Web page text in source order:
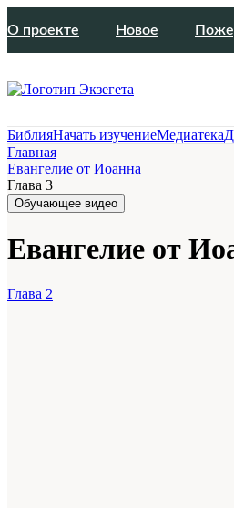
О проекте Новое
БиблияНачать изучениеМедиатека
Главная
Евангелие от Иоанна
Глава 3
Обучающее видео
Евангелие от
Глава 2